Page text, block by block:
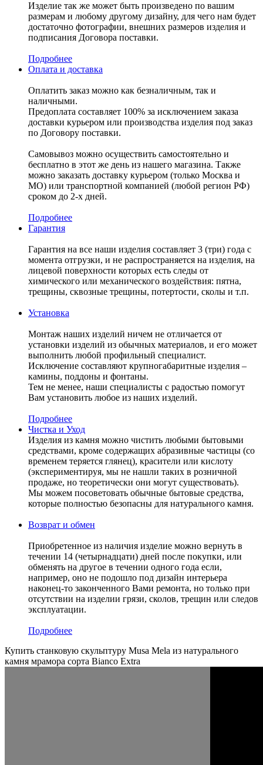
Изделие так же может быть произведено по вашим
размерам и любому другому дизайну, для чего нам будет
достаточно фотографии, внешних размеров изделия и
подписания Договора поставки.
Подробнее
Оплата и доставка
Оплатить заказ можно как безналичным, так и
наличными.
Предоплата составляет 100% за исключением заказа
доставки курьером или производства изделия под заказ
по Договору поставки.
Самовывоз можно осуществить самостоятельно и
бесплатно в этот же день из нашего магазина. Также
можно заказать доставку курьером (только Москва и
МО) или транспортной компанией (любой регион РФ)
сроком до 2-х дней.
Подробнее
Гарантия
Гарантия на все наши изделия составляет 3 (три) года с
момента отгрузки, и не распространяется на изделия, на
лицевой поверхности которых есть следы от
химического или механического воздействия: пятна,
трещины, сквозные трещины, потертости, сколы и т.п.
Установка
Монтаж наших изделий ничем не отличается от
установки изделий из обычных материалов, и его может
выполнить любой профильный специалист.
Исключение составляют крупногабаритные изделия –
камины, поддоны и фонтаны.
Тем не менее, наши специалисты с радостью помогут
Вам установить любое из наших изделий.
Подробнее
Чистка и Уход
Изделия из камня можно чистить любыми бытовыми
средствами, кроме содержащих абразивные частицы (со
временем теряется глянец), красители или кислоту
(экспериментируя, мы не нашли таких в розничной
продаже, но теоретически они могут существовать).
Мы можем посоветовать обычные бытовые средства,
которые полностью безопасны для натурального камня.
Возврат и обмен
Приобретенное из наличия изделие можно вернуть в
течении 14 (четырнадцати) дней после покупки, или
обменять на другое в течении одного года если,
например, оно не подошло под дизайн интерьера
наконец-то законченного Вами ремонта, но только при
отсутствии на изделии грязи, сколов, трещин или следов
эксплуатации.
Подробнее
Купить станковую скульптуру Musa Mela из натурального
камня мрамора сорта Bianco Extra